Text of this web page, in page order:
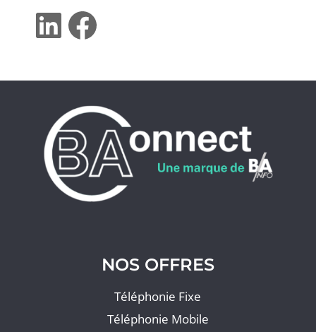
LinkedIn
Facebook
NOS OFFRES
Téléphonie Fixe
Téléphonie Mobile